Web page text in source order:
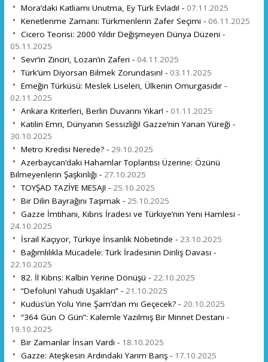
Mora’daki Katliamı Unutma, Ey Türk Evladı! - 07.11.2025
Kenetlenme Zamanı: Türkmenlerin Zafer Seçimi - 06.11.2025
Cicero Teorisi: 2000 Yıldır Değişmeyen Dünya Düzeni -
05.11.2025
Sevr’in Zinciri, Lozan’ın Zaferi - 04.11.2025
Türk’üm Diyorsan Bilmek Zorundasın! - 03.11.2025
Emeğin Türküsü: Meslek Liseleri, Ülkenin Omurgasıdır -
02.11.2025
Ankara Kriterleri, Berlin Duvarını Yıkar! - 01.11.2025
Katilin Emri, Dünyanın Sessizliği! Gazze’nin Yanan Yüreği -
30.10.2025
Metro Kredisi Nerede? - 29.10.2025
Azerbaycan’daki Hahamlar Toplantısı Üzerine: Özünü
Bilmeyenlerin Şaşkınlığı - 27.10.2025
TOYŞAD TAZİYE MESAJI - 25.10.2025
Bir Dilin Bayrağını Taşımak - 25.10.2025
Gazze İmtihanı, Kıbrıs İradesi ve Türkiye’nin Yeni Hamlesi -
24.10.2025
İsrail Kaçıyor, Türkiye İnsanlık Nöbetinde - 23.10.2025
Bağımlılıkla Mücadele: Türk İradesinin Diriliş Davası -
22.10.2025
82. İl Kıbrıs: Kalbin Yerine Dönüşü - 22.10.2025
“Defolun! Yahudi Uşakları” - 21.10.2025
Kudüs’ün Yolu Yine Şam’dan mı Geçecek? - 20.10.2025
“364 Gün O Gün”: Kalemle Yazılmış Bir Minnet Destanı -
19.10.2025
Bir Zamanlar İnsan Vardı - 18.10.2025
Gazze: Ateşkesin Ardındaki Yarım Barış - 17.10.2025